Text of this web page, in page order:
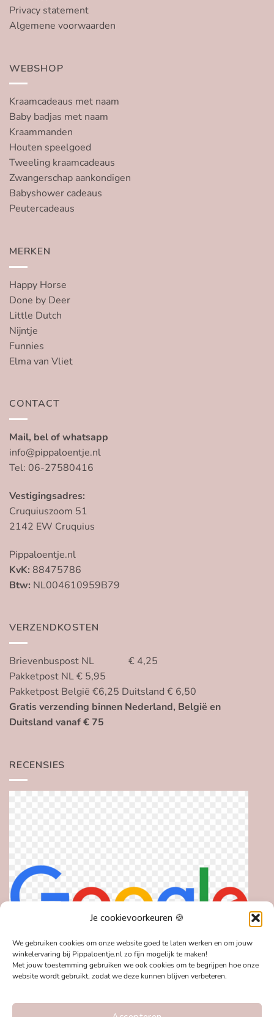
Je cookievoorkeuren 🍪
We gebruiken cookies om onze website goed te laten werken en om jouw
winkelervaring bij Pippaloentje.nl zo fijn mogelijk te maken!
Met jouw toestemming gebruiken we ook cookies om te begrijpen hoe onze
website wordt gebruikt, zodat we deze kunnen blijven verbeteren.
Privacy statement
Algemene voorwaarden
WEBSHOP
Kraamcadeaus met naam
Baby badjas met naam
Kraammanden
Houten speelgoed
Tweeling kraamcadeaus
Zwangerschap aankondigen
Babyshower cadeaus
Peutercadeaus
MERKEN
Happy Horse
Done by Deer
Little Dutch
Nijntje
Funnies
Elma van Vliet
CONTACT
Mail, bel of whatsapp
info@pippaloentje.nl
Tel: 06-27580416
Vestigingsadres:
Cruquiuszoom 51
2142 EW Cruquius
Pippaloentje.nl
KvK: 88475786
Btw: NL004610959B79
VERZENDKOSTEN
Brievenbuspost NL € 4,25
Pakketpost NL € 5,95
Pakketpost België €6,25 Duitsland € 6,50
Gratis verzending binnen Nederland, België en
Duitsland vanaf € 75
RECENSIES